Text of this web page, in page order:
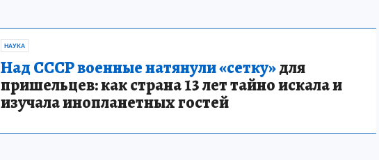
НАУКА
Над СССР военные натянули «сетку»для
пришельцев: как страна 13 лет тайно искала и
изучала инопланетных гостей